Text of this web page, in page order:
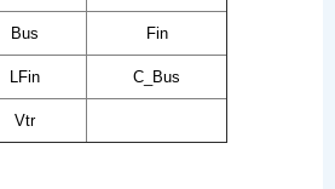
Bus Fin
LFin C_Bus
Vtr